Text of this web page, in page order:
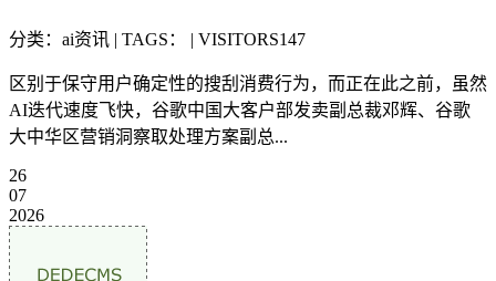
分类：ai资讯 | TAGS： | VISITORS147
区别于保守用户确定性的搜刮消费行为，而正在此之前，虽然
AI迭代速度飞快，谷歌中国大客户部发卖副总裁邓辉、谷歌
大中华区营销洞察取处理方案副总...
26
07
2026